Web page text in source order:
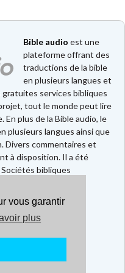
vous garantir
plus
Bible audio est une
plateforme offrant des
traductions de la bible
en plusieurs langues et
services bibliques
tout le monde peut lire
En plus de la Bible audio, le
plusieurs langues ainsi que
Divers commentaires et
à disposition. Il a été
bibliques